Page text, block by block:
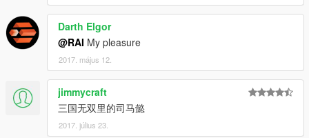
Darth Elgor
@RAI My pleasure
2017. május 12.
jimmycraft
三国无双里的司马懿
2017. július 23.